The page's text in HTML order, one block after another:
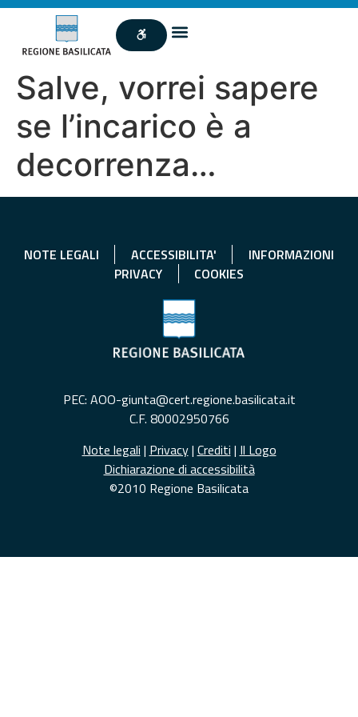
Salve, vorrei sapere
se l’incarico è a
decorrenza…
NOTE LEGALI ACCESSIBILITA'
INFORMAZIONI
PRIVACY
COOKIES
PEC: AOO-giunta@cert.regione.basilicata.it
C.F. 80002950766
Note legali | Privacy| Crediti | Il Logo
Dichiarazione di accessibilità
©2010 Regione Basilicata